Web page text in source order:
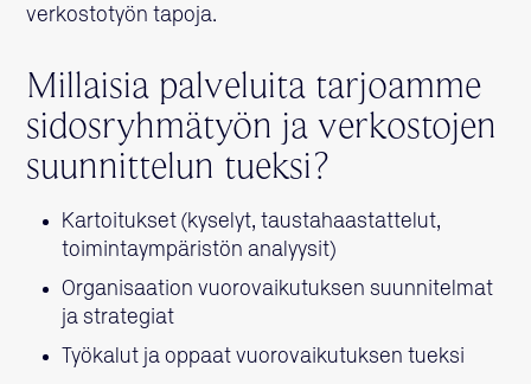
verkostotyön tapoja.
Millaisia palveluita tarjoamme
sidosryhmätyön ja verkostojen
suunnittelun tueksi?
Kartoitukset (kyselyt, taustahaastattelut,
toimintaympäristön analyysit)
Organisaation vuorovaikutuksen suunnitelmat
ja strategiat
Työkalut ja oppaat vuorovaikutuksen tueksi